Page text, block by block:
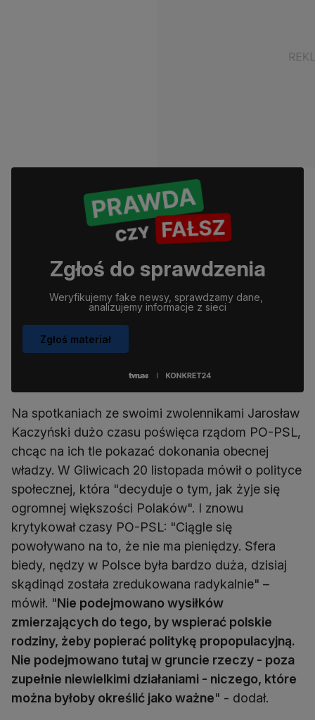
Zgłoś do sprawdzenia
Weryfikujemy fake newsy, sprawdzamy dane,
analizujemy informacje z sieci
Zgłoś materiał
Na spotkaniach ze swoimi zwolennikami Jarosław
Kaczyński dużo czasu poświęca rządom PO-PSL,
chcąc na ich tle pokazać dokonania obecnej
władzy. W Gliwicach 20 listopada mówił o polityce
społecznej, która "decyduje o tym, jak żyje się
ogromnej większości Polaków". I znowu
krytykował czasy PO-PSL: "Ciągle się
powoływano na to, że nie ma pieniędzy. Sfera
biedy, nędzy w Polsce była bardzo duża, dzisiaj
skądinąd została zredukowana radykalnie" –
mówił. "Nie podejmowano wysiłków
zmierzających do tego, by wspierać polskie
rodziny, żeby popierać politykę propopulacyjną.
Nie podejmowano tutaj w gruncie rzeczy - poza
zupełnie niewielkimi działaniami - niczego, które
można byłoby określić jako ważne" - dodał.